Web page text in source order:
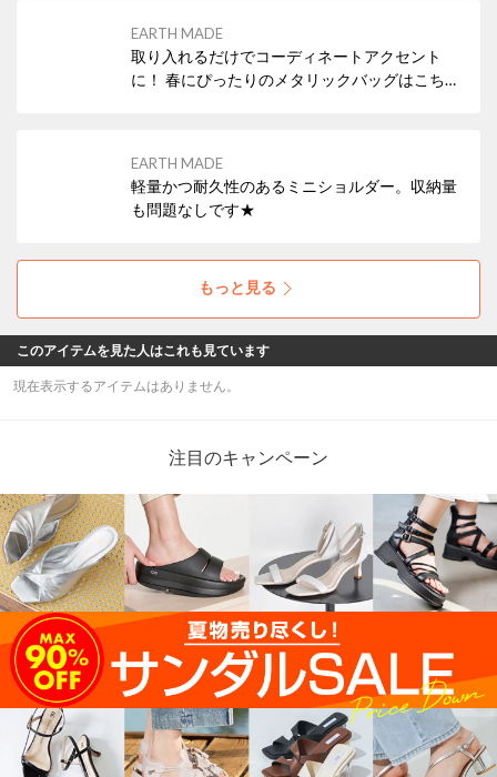
EARTH MADE
取り入れるだけでコーディネートアクセント
に！ 春にぴったりのメタリックバッグはこちら
EARTH MADE
軽量かつ耐久性のあるミニショルダー。収納量
も問題なしです★
もっと見る
このアイテムを見た人はこれも見ています
現在表示するアイテムはありません。
注目のキャンペーン